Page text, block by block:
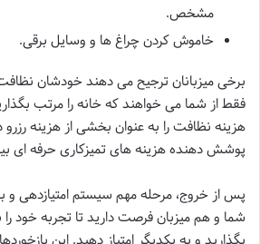
مشخص.
خاموش کردن چراغ ها و وسایل برقی.
برخی میزبانان ترجیح می دهند خودشان
فقط از شما می خواهند که خانه را مرتب
هزینه نظافت را به عنوان بخشی از هزینه رزرو
پوشش دهنده هزینه های تمیزکاری حرفه ای
پس از خروج، مرحله مهم سیستم امتیازدهی و
شما و هم میزبان فرصت دارید تا تجربه خود را
بگذارید و به یکدیگر امتیاز دهید. این